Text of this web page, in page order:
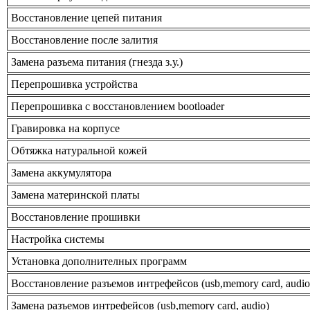
Восстановление цепей питания
Восстановление после залития
Замена разъема питания (гнезда з.у.)
Перепрошивка устройства
Перепрошивка с восстановлением bootloader
Гравировка на корпусе
Обтяжка натуральной кожей
Замена аккумулятора
Замена материнской платы
Восстановление прошивки
Настройка системы
Установка дополнителных программ
Восстановление разъемов интрефейсов (usb,memory card,
Замена разъемов интрефейсов (usb,memory card, audio)